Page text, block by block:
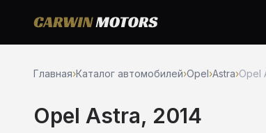
Главная›Каталог автомобилей›Opel›Astra›Opel
Opel Astra, 2014